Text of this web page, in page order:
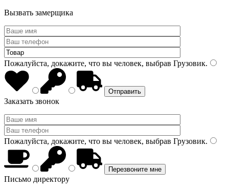
Вызвать замерщика
Пожалуйста, докажите, что вы человек, выбрав Грузовик.
Заказать звонок
Пожалуйста, докажите, что вы человек, выбрав Грузовик.
Письмо директору